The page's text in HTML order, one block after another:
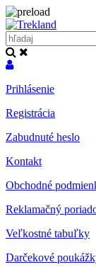
Prihlásenie
Registrácia
Zabudnuté heslo
Kontakt
Obchodné
Reklamačný
Veľkostné tabuľky
Darčekové